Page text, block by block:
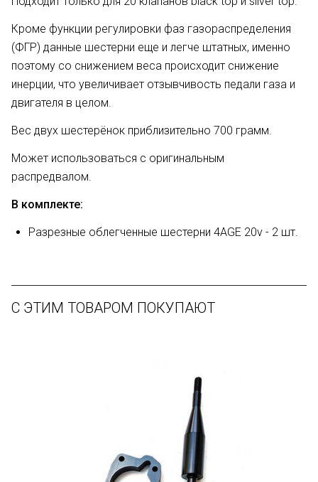
Кроме функции регулировки фаз газораспределения
(ФГР) данные шестерни еще и легче штатных, именно
поэтому со снижением веса происходит снижение
инерции, что увеличивает отзывчивость педали газа и
двигателя в целом.
Вес двух шестерёнок приблизительно 700 грамм.
Может использоваться с оригинальным
распредвалом.
В комплекте:
Разрезные облегченные шестерни 4AGE 20v - 2 шт.
С ЭТИМ ТОВАРОМ ПОКУПАЮТ